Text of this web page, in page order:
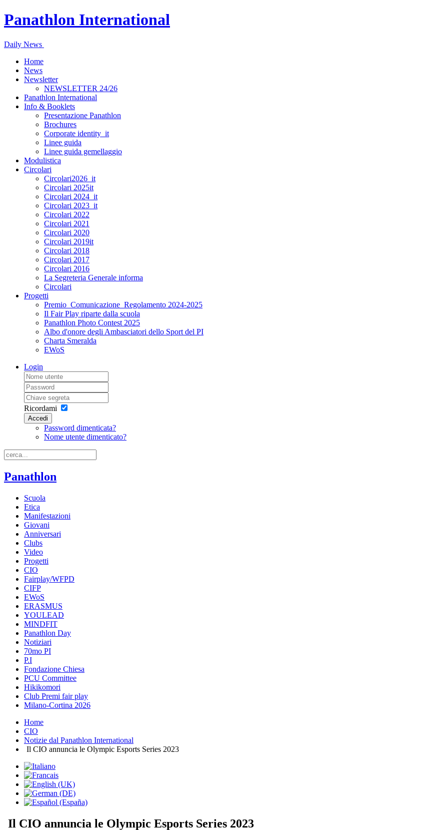
Panathlon International
Daily News
Home
News
Newsletter
NEWSLETTER 24/26
Panathlon International
Info & Booklets
Presentazione Panathlon
Brochures
Corporate identity_it
Linee guida
Linee guida gemellaggio
Modulistica
Circolari
Circolari2026_it
Circolari 2025it
Circolari 2024_it
Circolari 2023_it
Circolari 2022
Circolari 2021
Circolari 2020
Circolari 2019it
Circolari 2018
Circolari 2017
Circolari 2016
La Segreteria Generale informa
Circolari
Progetti
Premio_Comunicazione_Regolamento 2024-2025
Il Fair Play riparte dalla scuola
Panathlon Photo Contest 2025
Albo d'onore degli Ambasciatori dello Sport del PI
Charta Smeralda
EWoS
Login
Ricordami
Accedi
Password dimenticata?
Nome utente dimenticato?
Panathlon
Scuola
Etica
Manifestazioni
Giovani
Anniversari
Clubs
Video
Progetti
CIO
Fairplay/WFPD
CIFP
EWoS
ERASMUS
YOULEAD
MINDFIT
Panathlon Day
Notiziari
70mo PI
P.I
Fondazione Chiesa
PCU Committee
Hikikomori
Club Premi fair play
Milano-Cortina 2026
Home
CIO
Notizie dal Panathlon International
Il CIO annuncia le Olympic Esports Series 2023
Il CIO annuncia le Olympic Esports Series 2023